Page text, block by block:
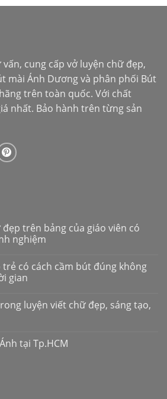
cung cấp vở luyện chữ đẹp,
mài Ánh Dươngvà phân phối Bút
trên toàn quốc. Với chất
nhất. Bảo hành trên từng sản
đẹp trên bảng của giáo viên có
nghiệm
trẻ có cách cầm bút đúng không
gian
luyện viết chữ đẹp, sáng tạo,
tại Tp.HCM